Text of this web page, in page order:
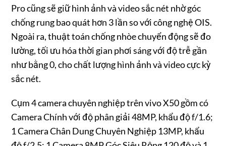
Pro cũng sẽ giữ hình ảnh và video sắc nét nhờ góc
chống rung bao quát hơn 3 lần so với công nghệ OIS.
Ngoài ra, thuật toán chống nhòe chuyển động sẽ đo
lường, tối ưu hóa thời gian phơi sáng với độ trễ gần
như bằng 0, cho chất lượng hình ảnh và video cực kỳ
sắc nét.
Cụm 4 camera chuyên nghiệp trên vivo X50 gồm có
Camera Chính với độ phân giải 48MP, khẩu độ f/1.6;
1 Camera Chân Dung Chuyên Nghiệp 13MP, khẩu